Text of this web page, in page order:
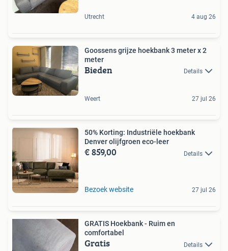
Utrecht 4 aug 26
Goossens grijze hoekbank 3 meter x 2
meter
Bieden Details
Weert 27 jul 26
50% Korting: Industriële hoekbank
Denver olijfgroen eco-leer
€ 859,00 Details
Bezoek website 27 jul 26
GRATIS Hoekbank - Ruim en
comfortabel
Gratis Details